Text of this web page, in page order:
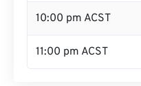
10:00 pm ACST
11:00 pm ACST